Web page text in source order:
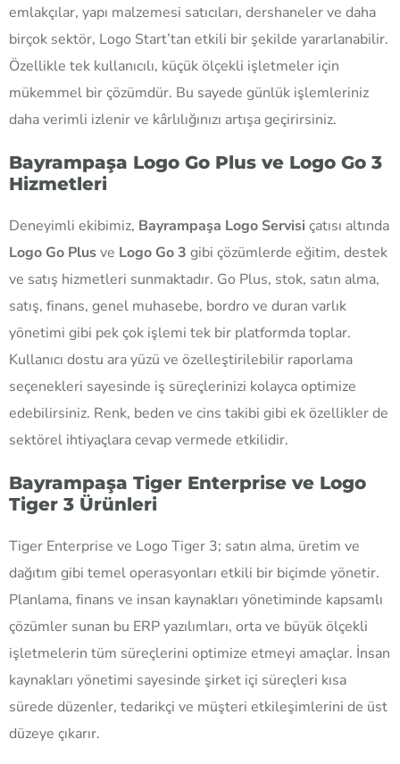
emlakçılar, yapı malzemesi satıcıları, dershaneler ve daha
birçok sektör, Logo Start’tan etkili bir şekilde yararlanabilir.
Özellikle tek kullanıcılı, küçük ölçekli işletmeler için
mükemmel bir çözümdür. Bu sayede günlük işlemleriniz
daha verimli izlenir ve kârlılığınızı artışa geçirirsiniz.
Bayrampaşa Logo Go Plus ve Logo Go 3
Hizmetleri
Deneyimli ekibimiz, Bayrampaşa Logo Servisi çatısı altında
Logo Go Plusve Logo Go 3 gibi çözümlerde eğitim, destek
ve satış hizmetleri sunmaktadır. Go Plus, stok, satın alma,
satış, finans, genel muhasebe, bordro ve duran varlık
yönetimi gibi pek çok işlemi tek bir platformda toplar.
Kullanıcı dostu ara yüzü ve özelleştirilebilir raporlama
seçenekleri sayesinde iş süreçlerinizi kolayca optimize
edebilirsiniz. Renk, beden ve cins takibi gibi ek özellikler de
sektörel ihtiyaçlara cevap vermede etkilidir.
Bayrampaşa Tiger Enterprise ve Logo
Tiger 3 Ürünleri
Tiger Enterprise ve Logo Tiger 3; satın alma, üretim ve
dağıtım gibi temel operasyonları etkili bir biçimde yönetir.
Planlama, finans ve insan kaynakları yönetiminde kapsamlı
çözümler sunan bu ERP yazılımları, orta ve büyük ölçekli
işletmelerin tüm süreçlerini optimize etmeyi amaçlar. İnsan
kaynakları yönetimi sayesinde şirket içi süreçleri kısa
sürede düzenler, tedarikçi ve müşteri etkileşimlerini de üst
düzeye çıkarır.